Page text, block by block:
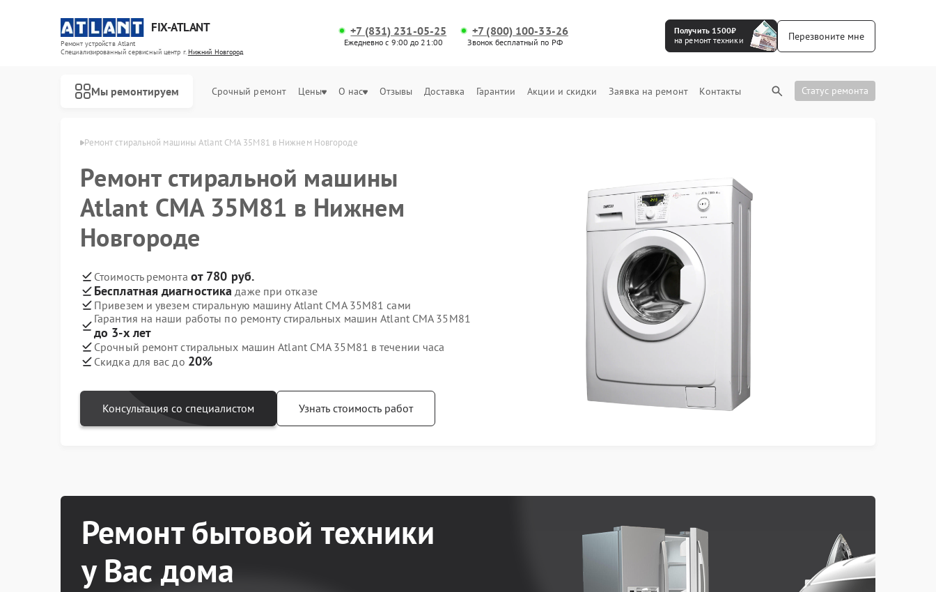
FIX-ATLANT
Ремонт устройств Atlant
Специализированный cервисный центр г.Нижний Новгород
+7 (831) 231-05-25
Ежедневно с 9:00 до 21:00
+7 (800) 100-33-26
Звонок бесплатный по РФ
Получить 1500₽
на ремонт техники
Перезвоните мне
Мы ремонтируем Срочный ремонт Цены О нас Отзывы Доставка Гарантии Акции и скидки Заявка на ремонт Контакты Статус ремонта
Ремонт стиральной машины Atlant СМА 35M81 в Нижнем Новгороде
Ремонт стиральной машины
Atlant СМА 35M81 в Нижнем
Новгороде
Стоимость ремонта от 780 руб.
Бесплатная диагностика даже при отказе
Привезем и увезем стиральную машину Atlant СМА 35M81 сами
Гарантия на наши работы по ремонту стиральных машин Atlant СМА 35M81
до 3-х лет
Срочный ремонт стиральных машин Atlant СМА 35M81 в течении часа
Скидка для вас до 20%
Консультация со специалистом Узнать стоимость работ
Ремонт бытовой техники
у Вас дома